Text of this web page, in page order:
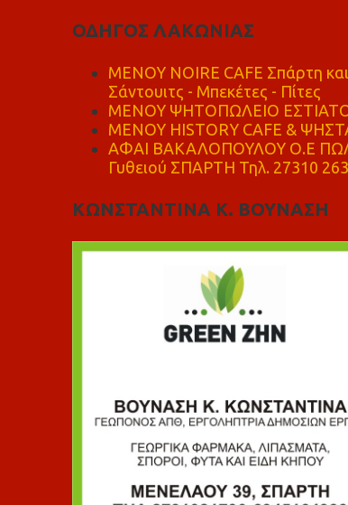
ΟΔΗΓΟΣ ΛΑΚΩΝΙΑΣ
MENOY NOIRE CAFE Σπάρτη
Σάντουιτς - Μπεκέτες - Πίτες
ΜΕΝΟΥ ΨΗΤΟΠΩΛΕΙΟ
ΜΕΝΟΥ HISTORY CAFE &
ΑΦΑΙ ΒΑΚΑΛΟΠΟΥΛΟΥ Ο.Ε
Γυθειού ΣΠΑΡΤΗ Τηλ. 27310
ΚΩΝΣΤΑΝΤΙΝΑ Κ. ΒΟΥΝΑΣΗ